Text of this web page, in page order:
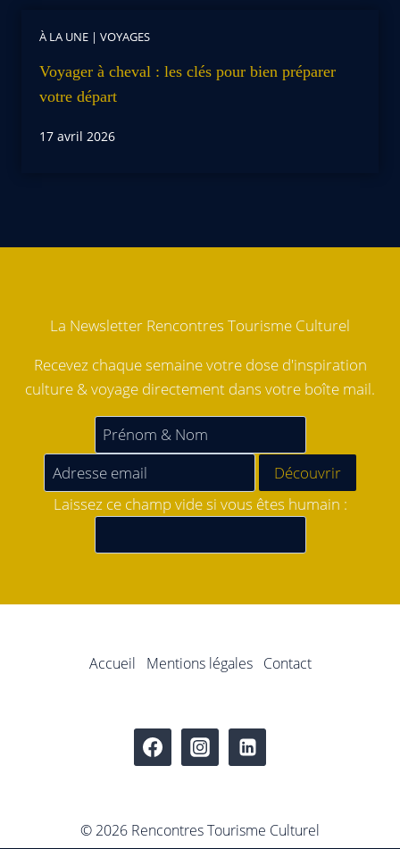
À LA UNE | VOYAGES
Voyager à cheval : les clés pour bien préparer
votre départ
17 avril 2026
La Newsletter Rencontres Tourisme Culturel
Recevez chaque semaine votre dose d'inspiration
culture & voyage directement dans votre boîte mail.
Laissez ce champ vide si vous êtes humain :
Accueil Mentions légales Contact
© 2026 Rencontres Tourisme Culturel